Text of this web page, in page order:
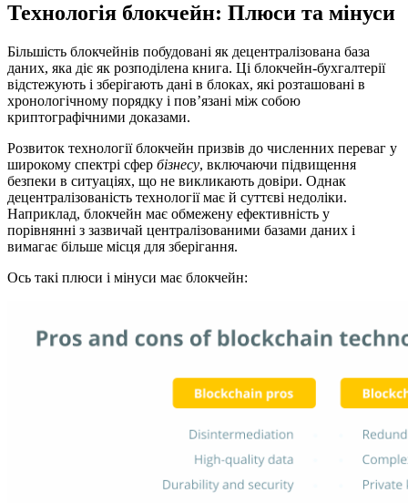
Технологія блокчейн: Плюси та мінуси
Більшість блокчейнів побудовані як децентралізована база
даних, яка діє як розподілена книга. Ці блокчейн-бухгалтерії
відстежують і зберігають дані в блоках, які розташовані в
хронологічному порядку і пов’язані між собою
криптографічними доказами.
Розвиток технології блокчейн призвів до численних переваг у
широкому спектрі сфер бізнесу, включаючи підвищення
безпеки в ситуаціях, що не викликають довіри. Однак
децентралізованість технології має й суттєві недоліки.
Наприклад, блокчейн має обмежену ефективність у
порівнянні з зазвичай централізованими базами даних і
вимагає більше місця для зберігання.
Ось такі плюси і мінуси має блокчейн: